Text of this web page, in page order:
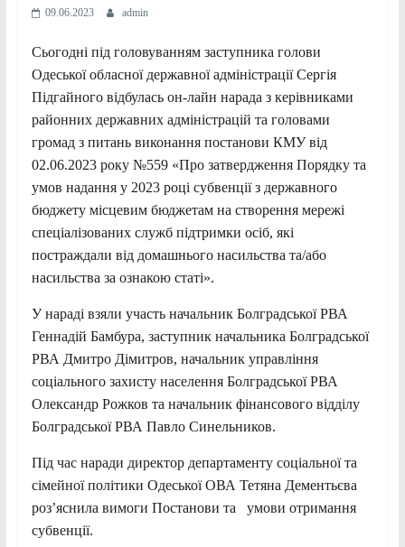
09.06.2023 admin
Сьогодні під головуванням заступника голови
Одеської обласної державної адміністрації Сергія
Підгайного відбулась он-лайн нарада з керівниками
районних державних адміністрацій та головами
громад з питань виконання постанови КМУ від
02.06.2023 року №559 «Про затвердження Порядку та
умов надання у 2023 році субвенції з державного
бюджету місцевим бюджетам на створення мережі
спеціалізованих служб підтримки осіб, які
постраждали від домашнього насильства та/або
насильства за ознакою статі».
У нараді взяли участь начальник Болградської РВА
Геннадій Бамбура, заступник начальника Болградської
РВА Дмитро Дімитров, начальник управління
соціального захисту населення Болградської РВА
Олександр Рожков та начальник фінансового відділу
Болградської РВА Павло Синельников.
Під час наради директор департаменту соціальної та
сімейної політики Одеської ОВА Тетяна Дементьєва
роз’яснила вимоги Постанови та умови отримання
субвенції.